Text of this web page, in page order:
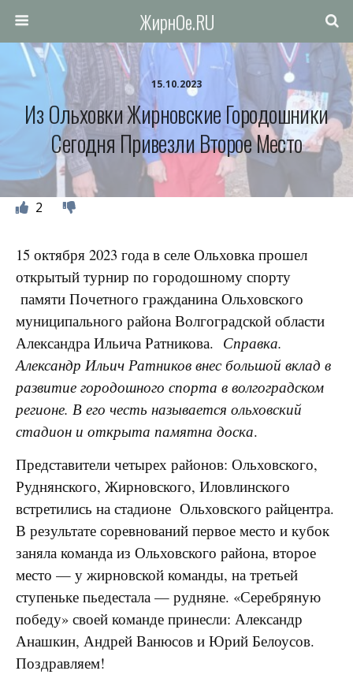
ЖирнОе.RU
15.10.2023
Из Ольховки Жирновские Городошники
Сегодня Привезли Второе Место
2
15 октября 2023 года в селе Ольховка прошел
открытый турнир по городошному спорту
памяти Почетного гражданина Ольховского
муниципального района Волгоградской области
Александра Ильича Ратникова. Справка.
Александр Ильич Ратников внес большой вклад в
развитие городошного спорта в волгоградском
регионе. В его честь называется ольховский
стадион и открыта памятна доска.
Представители четырех районов: Ольховского,
Руднянского, Жирновского, Иловлинского
встретились на стадионе Ольховского райцентра.
В результате соревнований первое место и кубок
заняла команда из Ольховского района, второе
место — у жирновской команды, на третьей
ступеньке пьедестала — рудняне. «Серебряную
победу» своей команде принесли: Александр
Анашкин, Андрей Ванюсов и Юрий Белоусов.
Поздравляем!